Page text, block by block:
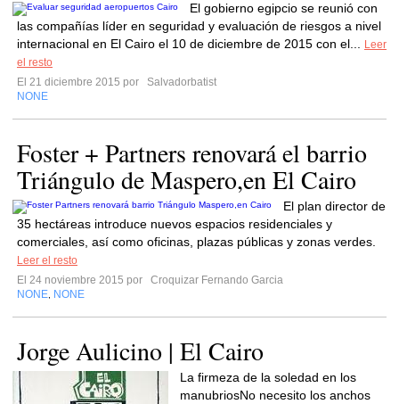
El gobierno egipcio se reunió con
las compañías líder en seguridad y evaluación de riesgos a nivel
internacional en El Cairo el 10 de diciembre de 2015 con el...
Leer
el resto
El 21 diciembre 2015 por
Salvadorbatist
NONE
Foster + Partners renovará el barrio
Triángulo de Maspero,en El Cairo
El plan director de
35 hectáreas introduce nuevos espacios residenciales y
comerciales, así como oficinas, plazas públicas y zonas verdes.
Leer el resto
El 24 noviembre 2015 por
Croquizar Fernando Garcia
NONE NONE
Jorge Aulicino | El Cairo
La firmeza de la soledad en los
manubriosNo necesito los anchos